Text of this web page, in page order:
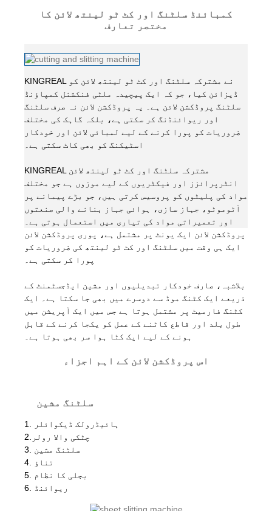
کمبائنڈ سلٹنگ اور کٹ ٹو لینتھ لائن کا
مختصر تعارف
KINGREAL نے مشترکہ سلٹنگ اور کٹ ٹو لینتھ لائن کو
ڈیزائن کیا، جو کہ ایک پیچیدہ ملٹی فنکشنل کمپاؤنڈ
سلٹنگ پروڈکشن لائن ہے۔ یہ پروڈکشن لائن نہ صرف سلٹنگ
اور ریوائنڈنگ کر سکتی ہے، بلکہ گاہک کی مختلف
ضروریات کو پورا کرنے کے لیے لمبائی لائن اور خودکار
KINGREAL مشترکہ سلٹنگ اور کٹ ٹو لینتھ لائن
انٹرپرائزز اور فیکٹریوں کے لیے موزوں ہے جو مختلف
مواد کی پلیٹوں کو پروسیس کرتی ہیں، جو بڑے پیمانے پر
آٹوموٹو، جہاز سازی، ہوائی جہاز بنانے والی صنعتوں
اور تعمیراتی مواد کی تیاری میں استعمال ہوتی ہے۔
پروڈکشن لائن ایک یونٹ پر مشتمل ہے، پوری پروڈکشن لائن
ایک ہی وقت میں سلٹنگ اور کٹ ٹو لینتھ کی ضروریات کو
پورا کر سکتی ہے۔
بلاشبہ، صارف خودکار تبدیلیوں اور مشین ایڈجسٹمنٹ کے
ذریعے ایک کٹنگ موڈ سے دوسرے میں بھی جا سکتا ہے۔ ایک
کٹنگ فارمیٹ پر مشتمل ہوتا ہے جس میں ایک آپریشن میں
طول بلد اور قاطع کاٹنے کے عمل کو یکجا کرنے کے قابل
ہونے کے لیے ایک کٹا ہوا سر بھی ہوتا ہے۔
اس پروڈکشن لائن کے اہم اجزاء
سلٹنگ مشین
1. ہائیڈرولک ڈیکوائلر
2.چٹکی والا رولر
3. سلٹنگ مشین
4. تناؤ
5. بجلی کا نظام
6. ریوائنڈ